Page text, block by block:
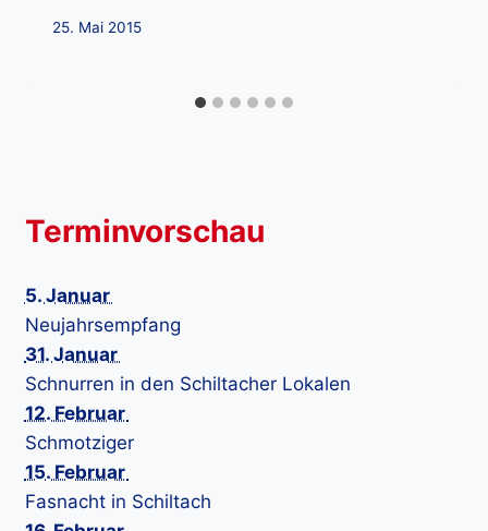
25. Mai 2015
Terminvorschau
5. Januar
Neujahrsempfang
31. Januar
Schnurren in den Schiltacher Lokalen
12. Februar
Schmotziger
15. Februar
Fasnacht in Schiltach